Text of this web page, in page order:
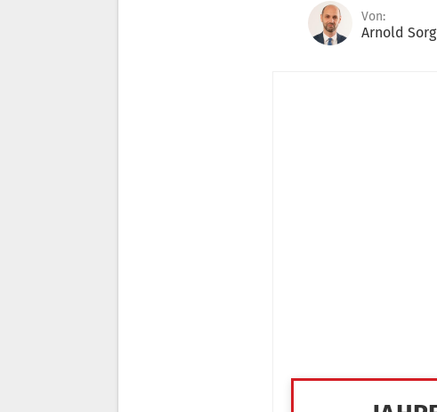
Von:
Arnold Sorg